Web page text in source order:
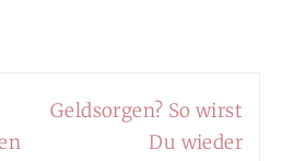
Geldsorgen? So wirst
Du wieder